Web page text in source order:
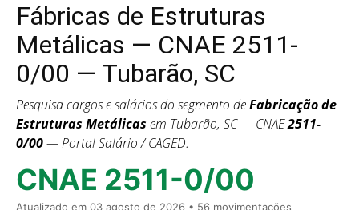
Fábricas de Estruturas
Metálicas — CNAE 2511-
0/00 — Tubarão, SC
Pesquisa cargos e salários do segmento deFabricação de
Estruturas Metálicas em Tubarão, SC — CNAE2511-
0/00— Portal Salário / CAGED.
CNAE 2511-0/00
Atualizado em 03 agosto de 2026 • 56 movimentações